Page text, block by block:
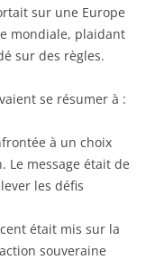
sur une Europe
mondiale, plaidant
sur des règles.
se résumer à :
à un choix
Le message était de
les défis
était mis sur la
souveraine